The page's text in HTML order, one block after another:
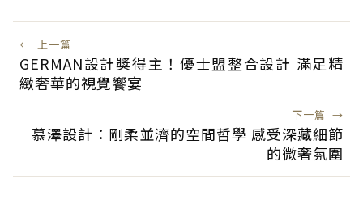
← 上一篇
GERMAN設計獎得主！優士盟整合設計 滿足精
緻奢華的視覺饗宴
下一篇 →
慕澤設計：剛柔並濟的空間哲學 感受深藏細節
的微奢氛圍